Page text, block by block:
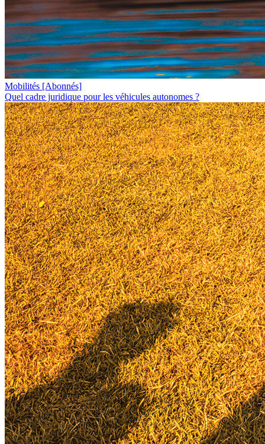
Mobilités [Abonnés]
Quel cadre juridique pour les véhicules autonomes ?